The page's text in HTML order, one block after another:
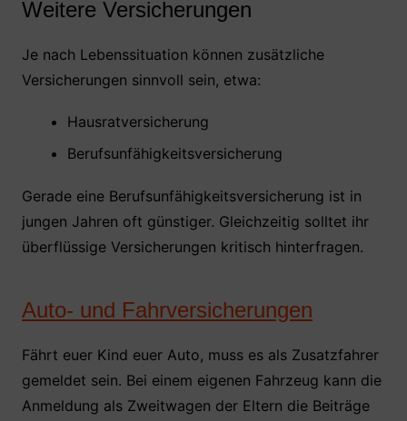
Weitere Versicherungen
Je nach Lebenssituation können zusätzliche
Versicherungen sinnvoll sein, etwa:
Hausratversicherung
Berufsunfähigkeitsversicherung
Gerade eine Berufsunfähigkeitsversicherung ist in
jungen Jahren oft günstiger. Gleichzeitig solltet ihr
überflüssige Versicherungen kritisch hinterfragen.
Auto- und Fahrversicherungen
Fährt euer Kind euer Auto, muss es als Zusatzfahrer
gemeldet sein. Bei einem eigenen Fahrzeug kann die
Anmeldung als Zweitwagen der Eltern die Beiträge